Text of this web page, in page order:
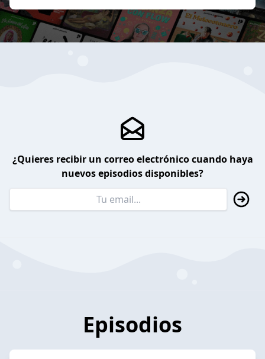
¿Quieres recibir un correo electrónico cuando haya
nuevos episodios disponibles?
Episodios